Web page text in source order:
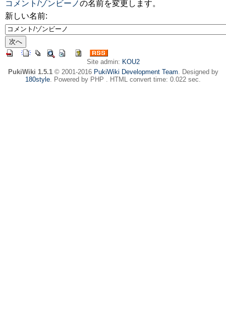
コメント/ゾンビーノの名前を変更します。
新しい名前:
Site admin: KOU2
PukiWiki 1.5.1© 2001-2016 PukiWiki Development Team. Designed by
180style. Powered by PHP . HTML convert time: 0.022 sec.